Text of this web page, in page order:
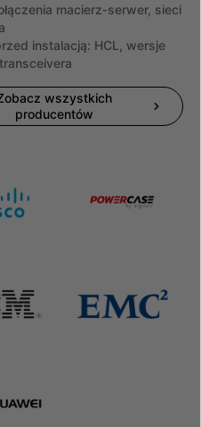
macierz‑serwer, sieci
instalacją: HCL, wersje
wszystkich
producentów